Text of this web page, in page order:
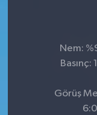
Nem:
Basınç:
Görüş